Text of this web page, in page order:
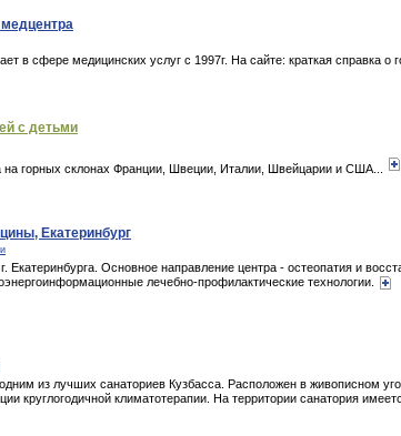
медцентра
в сфере медицинских услуг с 1997г. На сайте: краткая справка о
с детьми
горных склонах Франции, Швеции, Италии, Швейцарии и США...
Екатеринбург
Екатеринбурга. Основное направление центра - остеопатия и
лечебно-профилактические технологии.
из лучших санаториев Кузбасса. Расположен в живописном
круглогодичной климатотерапии. На территории санатория